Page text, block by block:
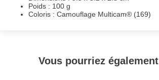
Poids : 100 g
Coloris : Camouflage Multicam® (169)
Vous pourriez également